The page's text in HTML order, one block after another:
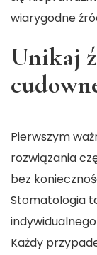
wiarygodne
Unikaj
Pierwszym
rozwiązania
bez
Stomatologia
Każdy